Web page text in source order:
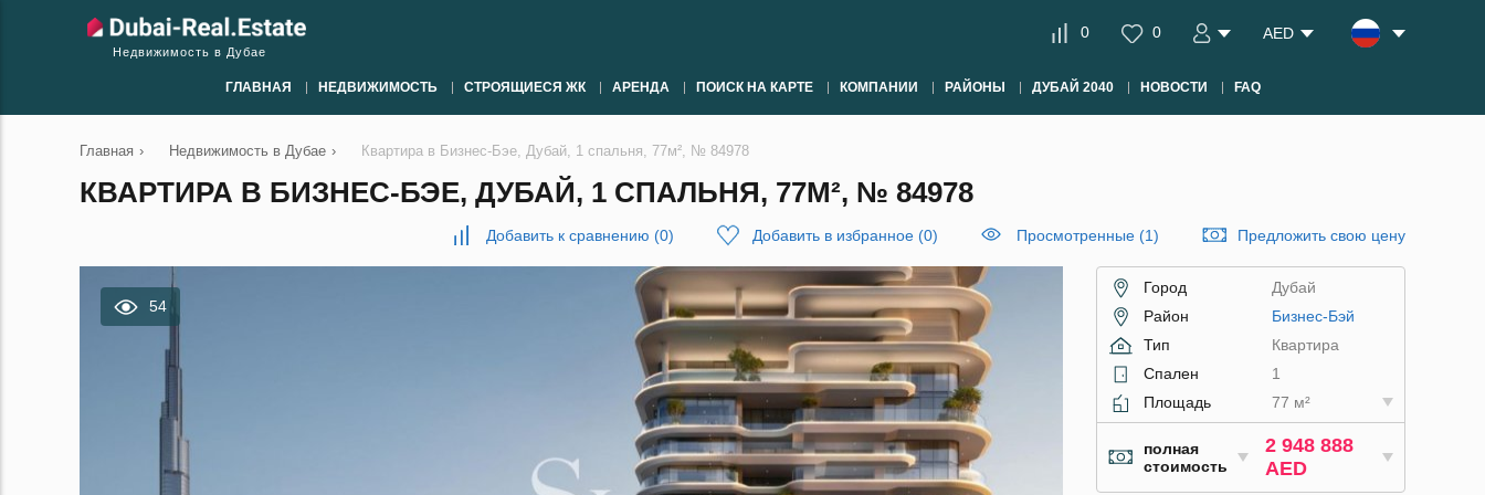
Недвижимость в Дубае
0 0 AED
ГЛАВНАЯ НЕДВИЖИМОСТЬ СТРОЯЩИЕСЯ ЖК АРЕНДА ПОИСК НА КАРТЕ КОМПАНИИ РАЙОНЫ ДУБАЙ 2040 НОВОСТИ FAQ
Главная › Недвижимость в Дубае › Квартира в Бизнес-Бэе, Дубай, 1 спальня, 77м², № 84978
КВАРТИРА В БИЗНЕС-БЭЕ, ДУБАЙ, 1 СПАЛЬНЯ, 77М², № 84978
Добавить к сравнению (0) Добавить в избранное (0) Просмотренные (1) Предложить свою цену
54
Город
Дубай
Район
Бизнес-Бэй
Тип
Квартира
Спален
1
Площадь
77 м²
полная
стоимость
2 948 888
AED